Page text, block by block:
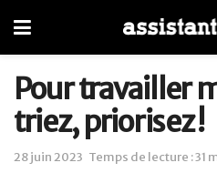
Pour travailler
triez, priorisez !
28 juin 2023 Temps de lecture : 31